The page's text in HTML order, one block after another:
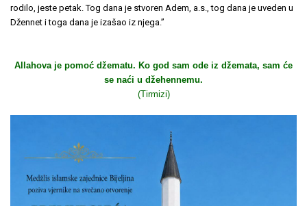
rodilo, jeste petak. Tog dana je stvoren Adem, a.s., tog dana je uveden u
Džennet i toga dana je izašao iz njega.”
Allahova je pomoć džematu. Ko god sam ode iz džemata, sam će
se naći u džehennemu.
(Tirmizi)